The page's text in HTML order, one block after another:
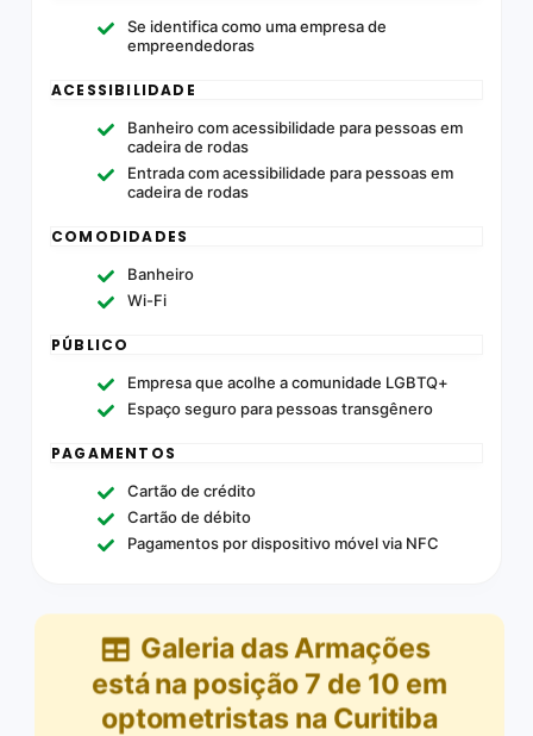
Se identifica como uma empresa de
empreendedoras
ACESSIBILIDADE
Banheiro com acessibilidade para pessoas em
cadeira de rodas
Entrada com acessibilidade para pessoas em
cadeira de rodas
COMODIDADES
Banheiro
Wi-Fi
PÚBLICO
Empresa que acolhe a comunidade LGBTQ+
Espaço seguro para pessoas transgênero
PAGAMENTOS
Cartão de crédito
Cartão de débito
Pagamentos por dispositivo móvel via NFC
Galeria das Armações
está na posição7 de 10 em
optometristas na Curitiba